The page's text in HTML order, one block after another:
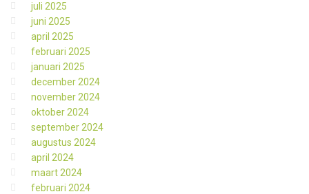
juli 2025
juni 2025
april 2025
februari 2025
januari 2025
december 2024
november 2024
oktober 2024
september 2024
augustus 2024
april 2024
maart 2024
februari 2024